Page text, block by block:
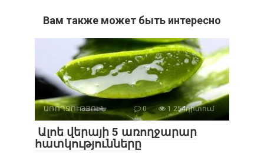
Вам также может быть интересно
ԱՌՈՂՋՈՒԹՅՈԻՆ 0 1 254դիտում
Ալոե վերայի 5 առողջարար
հատկությունները